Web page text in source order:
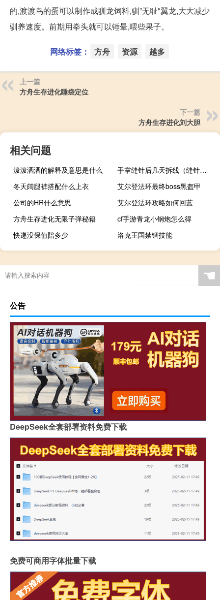
的,渡渡鸟的蛋可以制作成驯龙饲料,驯”无耻"翼龙,大大减少
驯养速度。前期用拳头就可以锤晕,喂些果子。
网络标签： 方舟 资源 越多
上一篇
方舟生存进化睡袋定位
下一篇
方舟生存进化刘大胆
相关问题
泼泼洒洒的解释及意思是什么
手掌缝针后几天拆线（缝针后几天拆线）
冬天阔腿裤搭配什么上衣
艾尔登法环最终boss黑盔甲
公司的HR什么意思
艾尔登法环攻略如何回蓝
方舟生存进化无限子弹秘籍
cf手游青龙小钢炮怎么得
快递没保值陪多少
洛克王国禁锢技能
☚
公告
DeepSeek全套部署资料免费下载
免费可商用字体批量下载